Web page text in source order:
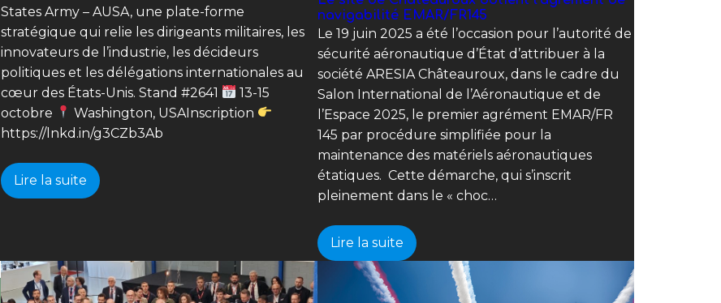
States Army – AUSA, une plate-forme
stratégique qui relie les dirigeants militaires, les
innovateurs de l’industrie, les décideurs
politiques et les délégations internationales au
cœur des États-Unis. Stand #2641
13-15
octobre
Washington, USAInscription
https://lnkd.in/g3CZb3Ab
Lire la suite
navigabilité EMAR/FR145
Le 19 juin 2025 a été l’occasion pour l’autorité de
sécurité aéronautique d’État d’attribuer à la
société ARESIA Châteauroux, dans le cadre du
Salon International de l’Aéronautique et de
l’Espace 2025, le premier agrément EMAR/FR
145 par procédure simplifiée pour la
maintenance des matériels aéronautiques
étatiques. Cette démarche, qui s’inscrit
pleinement dans le « choc…
Lire la suite